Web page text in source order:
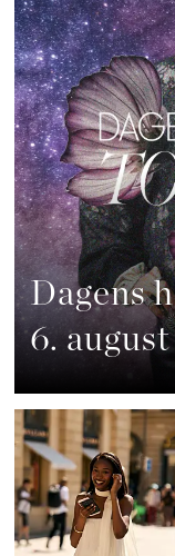
Dagens
6. august